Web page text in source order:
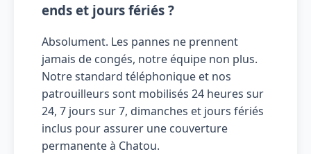
ends et jours fériés ?
Absolument. Les pannes ne prennent
jamais de congés, notre équipe non plus.
Notre standard téléphonique et nos
patrouilleurs sont mobilisés 24 heures sur
24, 7 jours sur 7, dimanches et jours fériés
inclus pour assurer une couverture
permanente à Chatou.